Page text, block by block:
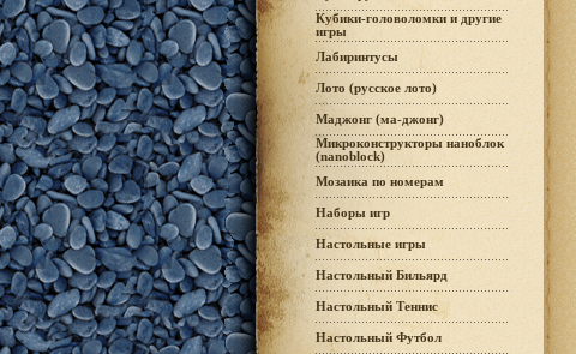
Кубики-головоломки и другие
игры
Лабиринтусы
Лото (русское лото)
Маджонг (ма-джонг)
Микроконструкторы наноблок
(nanoblock)
Мозаика по номерам
Наборы игр
Настольные игры
Настольный Бильярд
Настольный Теннис
Настольный Футбол